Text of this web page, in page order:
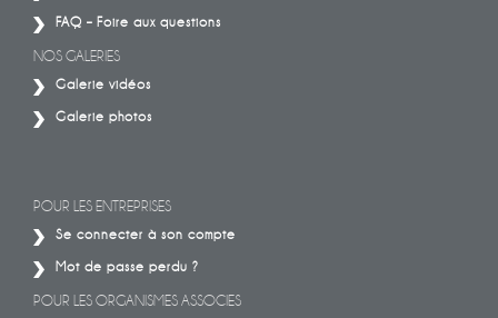
FAQ – Foire aux questions
NOS GALERIES
Galerie vidéos
Galerie photos
POUR LES ENTREPRISES
Se connecter à son compte
Mot de passe perdu ?
POUR LES ORGANISMES ASSOCIES